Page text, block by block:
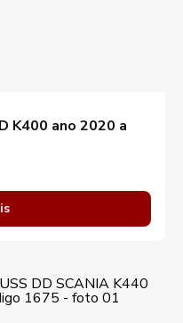
K400 ano 2020 a